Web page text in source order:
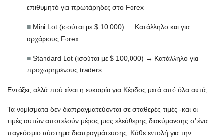
επιθυμητό για πρωτάρηδες στο Forex
■ Mini Lot (ισούται με $ 10.000) → Κατάλληλο και για
αρχάριους Forex
■ Standard Lot (ισούται με $ 100,000) → Κατάλληλο για
προχωρημένους traders
Εντάξει, αλλά πού είναι η ευκαιρία για Κέρδος μετά από όλα αυτά;
Τα νομίσματα δεν διαπραγματεύονται σε σταθερές τιμές -και οι
τιμές αυτών αποτελούν μέρος μιας ελεύθερης διακύμανσης σ’ ένα
παγκόσμιο σύστημα διαπραγμάτευσης. Κάθε εντολή για την